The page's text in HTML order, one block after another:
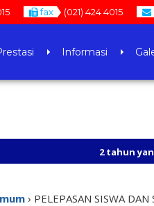
fax (021) 424 4015
Informasi
2 tahun yang lalu/ https://
› PELEPASAN SISWA